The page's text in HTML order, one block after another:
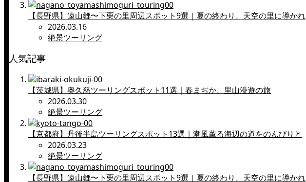
【長野県】遠山郷〜下栗の里周辺スポット9選｜夏の終わり、天空の里に導かれ
2026.03.16
絶景ツーリング
人気記事
【茨城県】奥久慈ツーリングスポット11選｜春まぢか、里山漫遊の旅
2026.03.30
絶景ツーリング
【京都府】丹後半島ツーリングスポット13選｜潮風薫る海辺の道をのんびりと
2026.03.23
絶景ツーリング
【長野県】遠山郷〜下栗の里周辺スポット9選｜夏の終わり、天空の里に導かれ